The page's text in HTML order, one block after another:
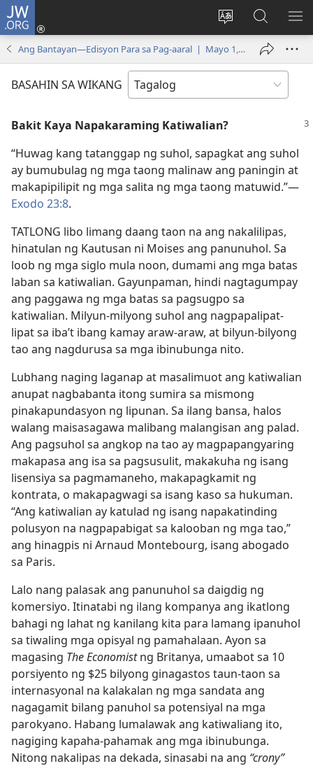
JW.ORG
Baguhin
ang
wika
ng
Mag-
log
(may
bubukas
window)
sa
JW.ORG
Ang Bantayan—Edisyon Para sa Pag-aaral | Mayo 1, 2000
BASAHIN SA WIKANG
Bakit Kaya Napakaraming Katiwalian?
“Huwag kang tatanggap ng suhol, sapagkat ang suhol
ay bumubulag ng mga taong malinaw ang paningin at
makapipilipit ng mga salita ng mga taong matuwid.”​—
Exodo 23:8.
TATLONG libo limang daang taon na ang nakalilipas,
hinatulan ng Kautusan ni Moises ang panunuhol. Sa
loob ng mga siglo mula noon, dumami ang mga batas
laban sa katiwalian. Gayunpaman, hindi nagtagumpay
ang paggawa ng mga batas sa pagsugpo sa
katiwalian. Milyun-milyong suhol ang nagpapalipat-
lipat sa iba’t ibang kamay araw-araw, at bilyun-bilyong
tao ang nagdurusa sa mga ibinubunga nito.
Lubhang naging laganap at masalimuot ang katiwalian
anupat nagbabanta itong sumira sa mismong
pinakapundasyon ng lipunan. Sa ilang bansa, halos
walang maisasagawa malibang malangisan ang palad.
Ang pagsuhol sa angkop na tao ay magpapangyaring
makapasa ang isa sa pagsusulit, makakuha ng isang
lisensiya sa pagmamaneho, makapagkamit ng
kontrata, o makapagwagi sa isang kaso sa hukuman.
“Ang katiwalian ay katulad ng isang napakatinding
polusyon na nagpapabigat sa kalooban ng mga tao,”
ang hinagpis ni Arnaud Montebourg, isang abogado
sa Paris.
Lalo nang palasak ang panunuhol sa daigdig ng
komersiyo. Itinatabi ng ilang kompanya ang ikatlong
bahagi ng lahat ng kanilang kita para lamang ipanuhol
sa tiwaling mga opisyal ng pamahalaan. Ayon sa
magasing The Economistng Britanya, umaabot sa 10
porsiyento ng $25 bilyong ginagastos taun-taon sa
internasyonal na kalakalan ng mga sandata ang
nagagamit bilang panuhol sa potensiyal na mga
parokyano. Habang lumalawak ang katiwaliang ito,
nagiging kapaha-pahamak ang mga ibinubunga.
Nitong nakalipas na dekada, sinasabi na ang “crony”